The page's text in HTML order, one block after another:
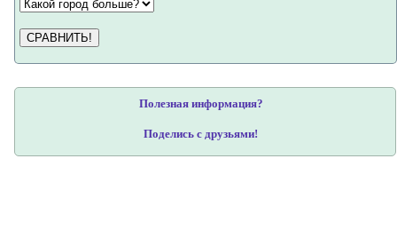
СРАВНИТЬ!
Полезная информация?
Поделись с друзьями!